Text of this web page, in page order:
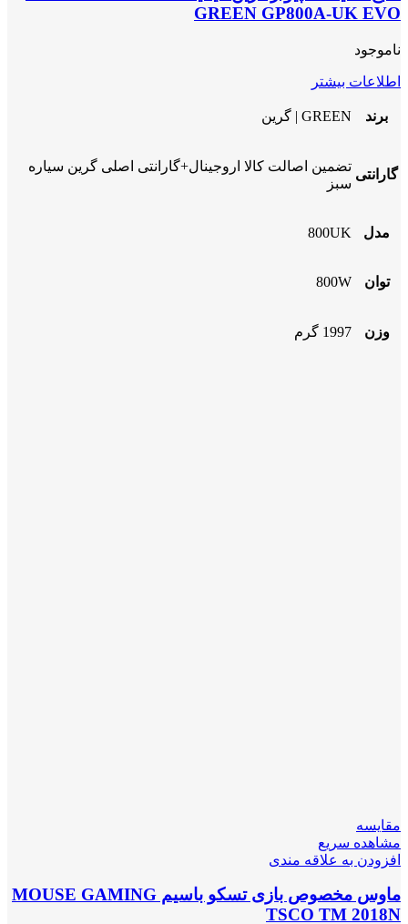
GREEN GP800A-UK EVO
ناموجود
اطلاعات بیشتر
برند GREEN | گرین
گارانتی
تضمین اصالت کالا اروجینال+گارانتی اصلی گرین سیاره
سبز
مدل 800UK
توان 800W
وزن 1997 گرم
مقایسه
مشاهده سریع
افزودن به علاقه مندی
ماوس مخصوص بازی تسکو باسیم MOUSE GAMING
TSCO TM 2018N